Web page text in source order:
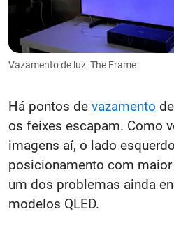
Vazamento de luz: The Frame
Há pontos de vazamento
os feixes escapam. Como
imagens aí, o lado
posicionamento com
um dos problemas ainda
modelos QLED.